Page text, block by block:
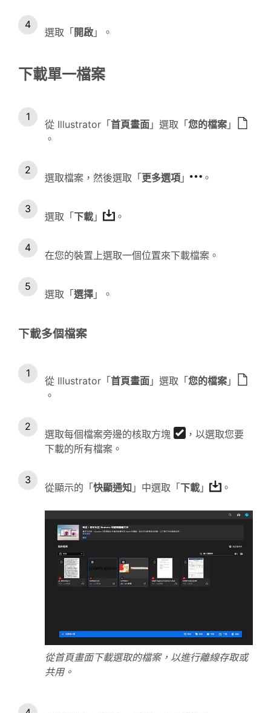
選取「開啟 」。
下載單一檔案
從 Illustrator「首頁畫面 」選取「您的檔案 」
。
選取檔案，然後選取「更多選項 」 。
選取「下載 」 。
在您的裝置上選取一個位置來下載檔案。
選取「選擇 」。
下載多個檔案
從 Illustrator「首頁畫面 」選取「您的檔案 」
。
選取每個檔案旁邊的核取方塊
，以選取您要
下載的所有檔案。
從顯示的「快顯通知 」中選取「下載 」 。
從首頁畫面下載選取的檔案，以進行離線存取或
共用。